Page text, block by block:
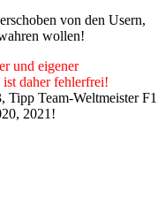
von den Usern,
wollen!
und eigener
daher fehlerfrei!
Tipp Team-Weltmeister F1
2021!